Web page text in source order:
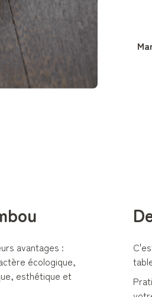
avantages :
écologique,
esthétique et